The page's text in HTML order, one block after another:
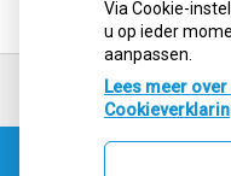
de
Via Cookie-
u op ieder
aanpassen.
Lees meer